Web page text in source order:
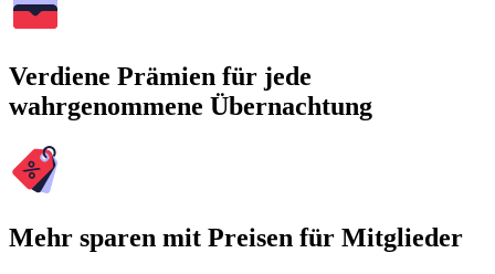
Verdiene Prämien für jede
wahrgenommene Übernachtung
Mehr sparen mit Preisen für Mitglieder